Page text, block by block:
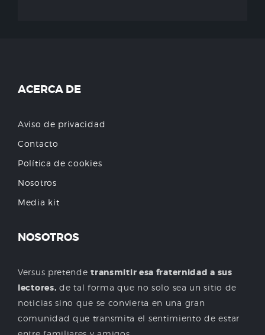
ACERCA DE
Aviso de privacidad
Contacto
Política de cookies
Nosotros
Media kit
NOSOTROS
Versus pretendetransmitir esa fraternidad a sus
lectores, de tal forma que no solo sea un sitio de
noticias sino que se convierta en una gran
comunidad que transmita el sentimiento de estar